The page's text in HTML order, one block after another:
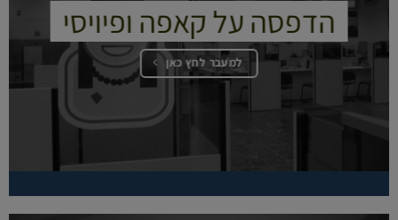
הדפסה על קאפה ופיויסי
למעבר לחץ כאן